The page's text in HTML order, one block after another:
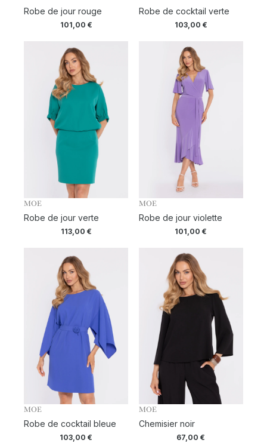
Robe de jour rouge
101,00 €
Robe de cocktail verte
103,00 €
MOE
Robe de jour verte
113,00 €
MOE
Robe de jour violette
101,00€
MOE
Robe de cocktail bleue
103,00€
MOE
Chemisier noir
67,00€